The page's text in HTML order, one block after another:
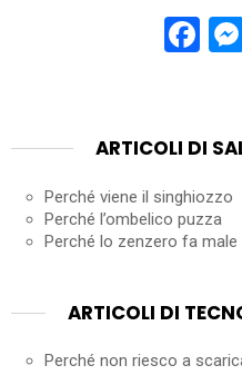
ARTICOLI DI
Perché viene il singhiozzo
Perché l’ombelico puzza
Perché lo zenzero fa male
ARTICOLI DI
Perché non riesco a